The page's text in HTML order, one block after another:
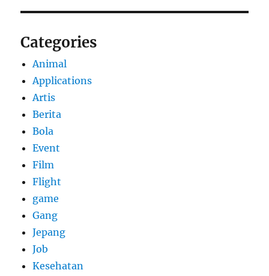
Categories
Animal
Applications
Artis
Berita
Bola
Event
Film
Flight
game
Gang
Jepang
Job
Kesehatan